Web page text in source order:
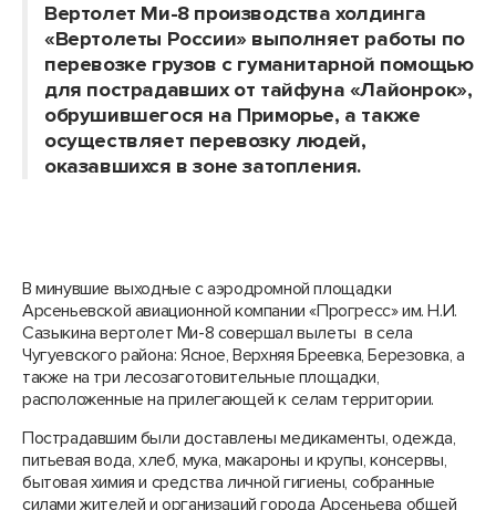
Вертолет Ми-8 производства холдинга
«Вертолеты России» выполняет работы по
перевозке грузов с гуманитарной помощью
для пострадавших от тайфуна «Лайонрок»,
обрушившегося на Приморье, а также
осуществляет перевозку людей,
оказавшихся в зоне затопления.
В минувшие выходные с аэродромной площадки
Арсеньевской авиационной компании «Прогресс» им. Н.И.
Сазыкина вертолет Ми-8 совершал вылеты в села
Чугуевского района: Ясное, Верхняя Бреевка, Березовка, а
также на три лесозаготовительные площадки,
расположенные на прилегающей к селам территории.
Пострадавшим были доставлены медикаменты, одежда,
питьевая вода, хлеб, мука, макароны и крупы, консервы,
бытовая химия и средства личной гигиены, собранные
силами жителей и организаций города Арсеньева общей